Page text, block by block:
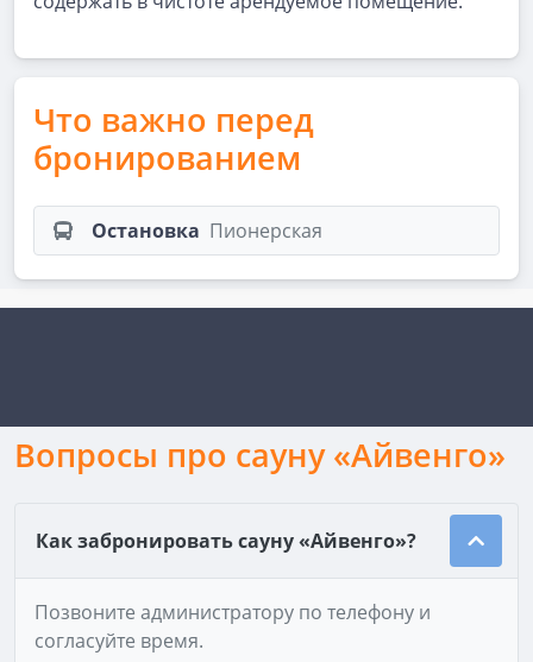
Что важно перед
бронированием
Остановка Пионерская
Вопросы про сауну «Айвенго»
Как забронировать сауну «Айвенго»?
Позвоните администратору по телефону и
согласуйте время.